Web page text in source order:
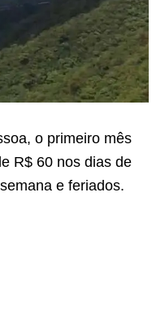
o primeiro mês
R$ 60 nos dias de
e feriados.